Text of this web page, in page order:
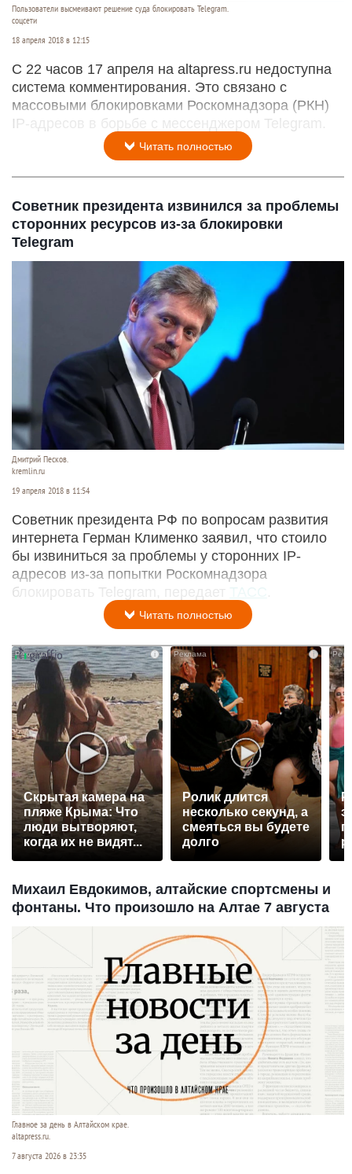
Пользователи высмеивают решение суда блокировать Telegram.
соцсети
18 апреля 2018 в 12:15
С 22 часов 17 апреля на altapress.ru недоступна
система комментирования. Это связано с
массовыми блокировками Роскомнадзора (РКН)
IP-адресов в борьбе с мессенджером Telegram.
Читать полностью
Советник президента извинился за проблемы
сторонних ресурсов из-за блокировки
Telegram
Дмитрий Песков.
kremlin.ru
19 апреля 2018 в 11:54
Советник президента РФ по вопросам развития
интернета Герман Клименко заявил, что стоило
бы извиниться за проблемы у сторонних IP-
адресов из-за попытки Роскомнадзора
блокировать Telegram, передает ТАСС
Читать полностью
i
Скрытая камера на
пляже Крыма: Что
люди вытворяют,
когда их не видят...
Ролик длится
несколько секунд, а
смеяться вы будете
долго
Михаил Евдокимов, алтайские спортсмены и
фонтаны. Что произошло на Алтае 7 августа
Главное за день в Алтайском крае.
altapress.ru.
7 августа 2026 в 23:35